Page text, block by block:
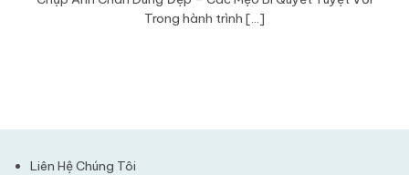
Trong hành trình [...]
Liên Hệ Chúng Tôi